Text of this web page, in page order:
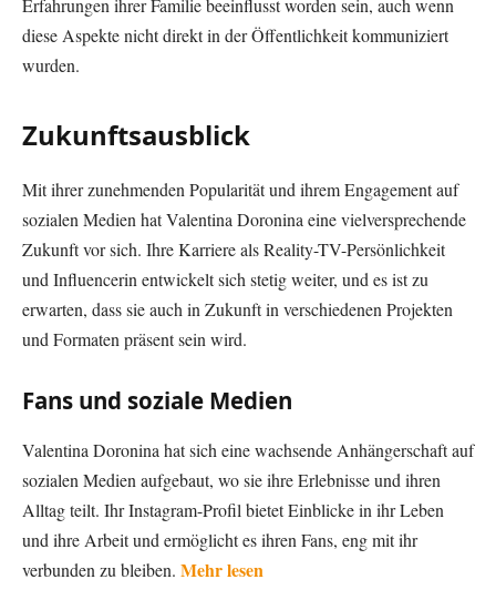
diese Aspekte nicht direkt in der Öffentlichkeit kommuniziert
wurden.
Zukunftsausblick
Mit ihrer zunehmenden Popularität und ihrem Engagement auf
sozialen Medien hat Valentina Doronina eine vielversprechende
Zukunft vor sich. Ihre Karriere als Reality-TV-Persönlichkeit
und Influencerin entwickelt sich stetig weiter, und es ist zu
erwarten, dass sie auch in Zukunft in verschiedenen Projekten
und Formaten präsent sein wird.
Fans und soziale Medien
Valentina Doronina hat sich eine wachsende Anhängerschaft auf
sozialen Medien aufgebaut, wo sie ihre Erlebnisse und ihren
Alltag teilt. Ihr Instagram-Profil bietet Einblicke in ihr Leben
und ihre Arbeit und ermöglicht es ihren Fans, eng mit ihr
verbunden zu bleiben. Mehr lesen